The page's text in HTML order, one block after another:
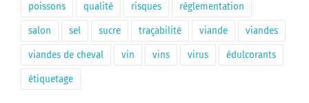
poissons qualité risques règlementation
salon sel sucre traçabilité viande viandes
viandes de cheval vin vins virus édulcorants
étiquetage